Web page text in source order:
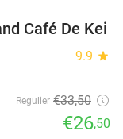
21%
Café De Kei
9.9 star
Regulier €33,50
€26,50